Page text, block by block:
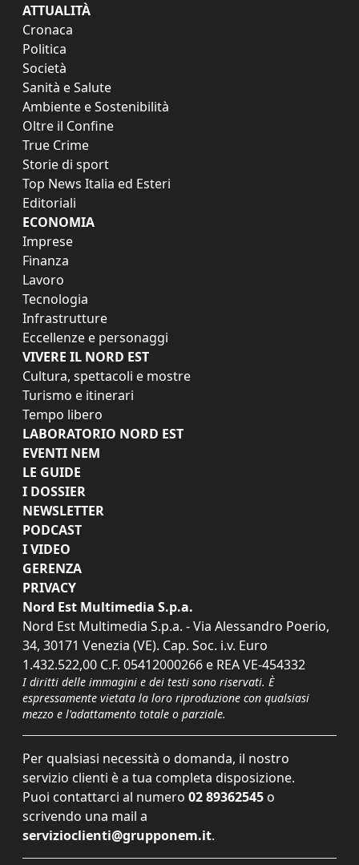
ATTUALITÀ
Cronaca
Politica
Società
Sanità e Salute
Ambiente e Sostenibilità
Oltre il Confine
True Crime
Storie di sport
Top News Italia ed Esteri
Editoriali
ECONOMIA
Imprese
Finanza
Lavoro
Tecnologia
Infrastrutture
Eccellenze e personaggi
VIVERE IL NORD EST
Cultura, spettacoli e mostre
Turismo e itinerari
Tempo libero
LABORATORIO NORD EST
EVENTI NEM
LE GUIDE
I DOSSIER
NEWSLETTER
PODCAST
I VIDEO
GERENZA
PRIVACY
Nord Est Multimedia S.p.a.
Nord Est Multimedia S.p.a. - Via Alessandro Poerio,
34, 30171 Venezia (VE). Cap. Soc. i.v. Euro
1.432.522,00 C.F. 05412000266 e REA VE-454332
I diritti delle immagini e dei testi sono riservati. È
espressamente vietata la loro riproduzione con qualsiasi
mezzo e l'adattamento totale o parziale.
Per qualsiasi necessità o domanda, il nostro
servizio clienti è a tua completa disposizione.
Puoi contattarci al numero 02 89362545 o
scrivendo una mail a
servizioclienti@grupponem.it.